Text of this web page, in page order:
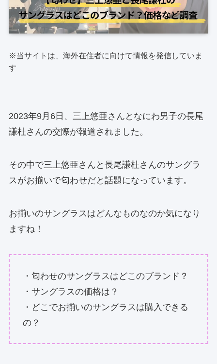
※当サイトは、海外在住者に向けて情報を発信していま
す
2023年9月6日、三上悠亜さんとなにわ男子の長尾
謙杜さんの交際が報道されました。
その中で三上悠亜さんと長尾謙杜さんのサングラ
スがお揃いで匂わせだと話題になっています。
お揃いのサングラスはどんなものなのか気になり
ますね！
・匂わせのサングラスはどこのブランド？
・サングラスの価格は？
・どこでお揃いのサングラスは購入できる
の？